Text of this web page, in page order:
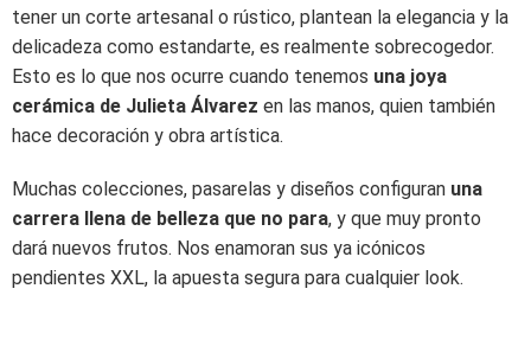
tener un corte artesanal o rústico, plantean la elegancia y la
delicadeza como estandarte, es realmente sobrecogedor.
Esto es lo que nos ocurre cuando tenemos una joya
cerámica de Julieta Álvarez en las manos, quien también
hace decoración y obra artística.
Muchas colecciones, pasarelas y diseños configuran una
carrera llena de belleza que no para, y que muy pronto
dará nuevos frutos. Nos enamoran sus ya icónicos
pendientes XXL, la apuesta segura para cualquier look.